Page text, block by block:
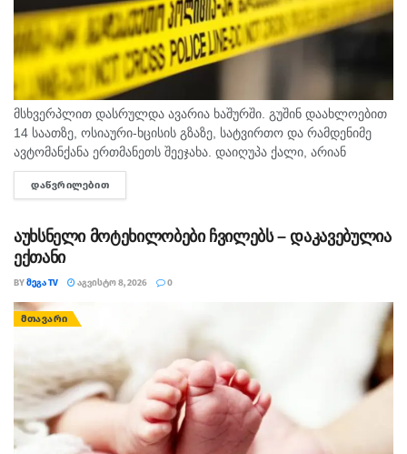
მსხვერპლით დასრულდა ავარია ხაშურში. გუშინ დაახლოებით
14 საათზე, ოსიაური-ხცისის გზაზე, სატვირთო და რამდენიმე
ავტომანქანა ერთმანეთს შეეჯახა. დაიღუპა ქალი, არიან
დაშავებულებიც. შსს-ს ინფორმაციით, გამოძიება 276-ე მუხლის
მე-6 ნაწილით მიმდინარეობს.
ᲓᲐᲬᲕᲠᲘᲚᲔᲑᲘᲗ
აუხსნელი მოტეხილობები ჩვილებს – დაკავებულია
ექთანი
BYᲛᲔᲒᲐ TV ᲐᲒᲕᲘᲡᲢᲝ 8, 2026 0
ᲛᲗᲐᲕᲐᲠᲘ